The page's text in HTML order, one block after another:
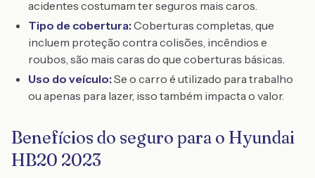
acidentes costumam ter seguros mais caros.
Tipo de cobertura: Coberturas completas, que
incluem proteção contra colisões, incêndios e
roubos, são mais caras do que coberturas básicas.
Uso do veículo: Se o carro é utilizado para trabalho
ou apenas para lazer, isso também impacta o valor.
Benefícios do seguro para o Hyundai
HB20 2023